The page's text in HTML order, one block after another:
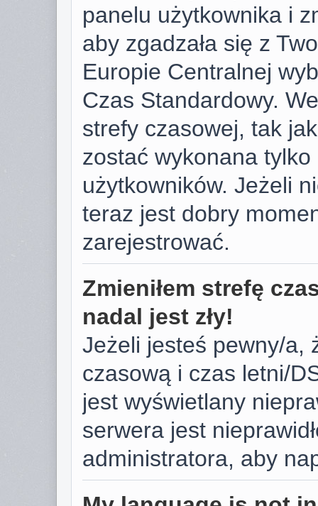
panelu użytkownika i
aby zgadzała się z
Europie Centralnej
Czas Standardowy.
strefy czasowej, tak
zostać wykonana
użytkowników. Jeżeli
teraz jest dobry
zarejestrować.
Zmieniłem strefę
nadal jest zły!
Jeżeli jesteś pewny/a,
czasową i czas letni/
jest wyświetlany
serwera jest
administratora, aby